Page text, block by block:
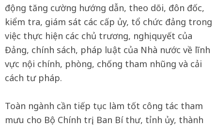
động tăng cường hướng dẫn, theo dõi, đôn đốc,
kiểm tra, giám sát các cấp ủy, tổ chức đảng trong
việc thực hiện các chủ trương, nghị quyết của
Đảng, chính sách, pháp luật của Nhà nước về lĩnh
vực nội chính, phòng, chống tham nhũng và cải
cách tư pháp.
Toàn ngành cần tiếp tục làm tốt công tác tham
mưu cho Bộ Chính trị, Ban Bí thư, tỉnh ủy, thành